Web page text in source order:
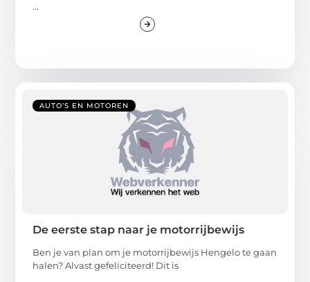
...
AUTO’S EN MOTOREN
De eerste stap naar je motorrijbewijs
Ben je van plan om je motorrijbewijs Hengelo te gaan
halen? Alvast gefeliciteerd! Dit is